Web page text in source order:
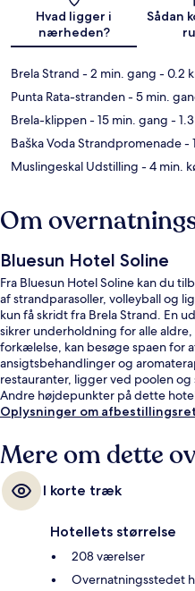
Hvad ligger i
nærheden?
Sådan
Brela Strand - 2 min. gang - 0.2
Punta Rata-stranden- 5 min.
Brela-klippen- 15 min. gang -
Baška Voda Strandpromenade-
Muslingeskal Udstilling - 4 min.
Om
Bluesun Hotel Soline
Fra Bluesun Hotel Soline kan du
af strandparasoller, volleyball og
kun få skridt fra Brela Strand. En
sikrer underholdning for alle
forkælelse, kan besøge spaen for
ansigtsbehandlinger og
restauranter, ligger ved poolen
Andre højdepunkter på dette
en gratis børneklub og en bar ved
Oplysninger om
Mere om dette
I korte træk
Hotellets størrelse
208 værelser
Overnatningsstedet